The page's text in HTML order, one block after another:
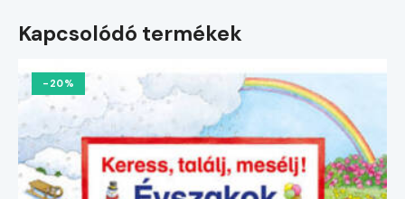
Kapcsolódó termékek
-20%